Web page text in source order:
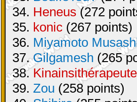
34. Heneus(272
35. konic (267 points)
36. Miyamoto
37.Gilgamesh (265
38. Kinainsithérapeute
39. Zou (258 points)